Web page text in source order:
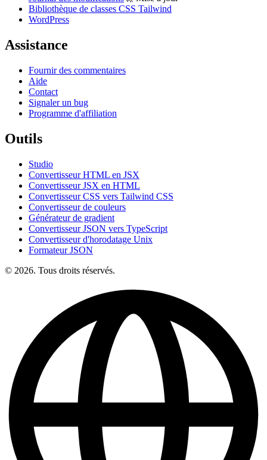
Bibliothèque de classes CSS Tailwind
WordPress
Assistance
Fournir des commentaires
Aide
Contact
Signaler un bug
Programme d'affiliation
Outils
Studio
Convertisseur HTML en JSX
Convertisseur JSX en HTML
Convertisseur CSS vers Tailwind CSS
Convertisseur de couleurs
Générateur de gradient
Convertisseur JSON vers TypeScript
Convertisseur d'horodatage Unix
Formateur JSON
© 2026. Tous droits réservés.